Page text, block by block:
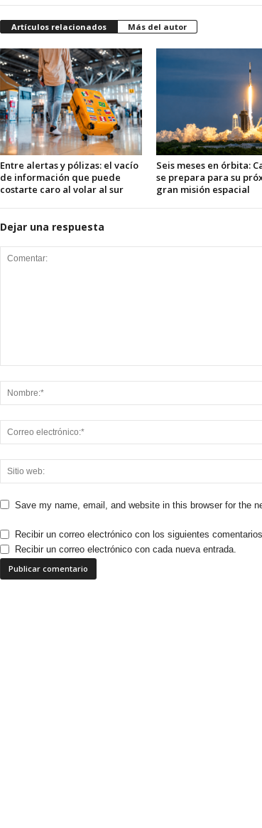
Artículos relacionados Más del autor
Entre alertas y pólizas: el vacío
de información que puede
costarte caro al volar al sur
Seis meses en órbita:
se prepara para su
gran misión espacial
Dejar una respuesta
Save my name, email, and website in this browser for the
Recibir un correo electrónico con los siguientes
Recibir un correo electrónico con cada nueva entrada.